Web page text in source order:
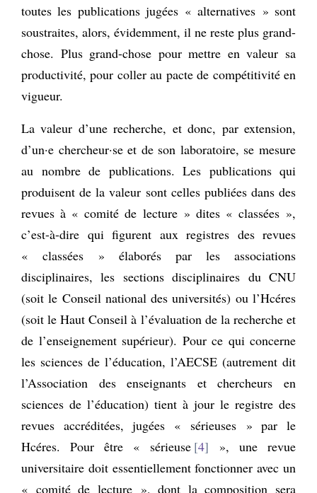
toutes les publications jugées « alternatives » sont
soustraites, alors, évidemment, il ne reste plus grand-
chose. Plus grand-chose pour mettre en valeur sa
productivité, pour coller au pacte de compétitivité en
vigueur.
La valeur d’une recherche, et donc, par extension,
d’un·e chercheur·se et de son laboratoire, se mesure
au nombre de publications. Les publications qui
produisent de la valeur sont celles publiées dans des
revues à « comité de lecture » dites « classées »,
c’est-à-dire qui figurent aux registres des revues
« classées » élaborés par les associations
disciplinaires, les sections disciplinaires du CNU
(soit le Conseil national des universités) ou l’Hcéres
(soit le Haut Conseil à l’évaluation de la recherche et
de l’enseignement supérieur). Pour ce qui concerne
les sciences de l’éducation, l’AECSE (autrement dit
l’Association des enseignants et chercheurs en
sciences de l’éducation) tient à jour le registre des
revues accréditées, jugées « sérieuses » par le
Hcéres. Pour être « sérieuse 4
», une revue
universitaire doit essentiellement fonctionner avec un
« comité de lecture », dont la composition sera